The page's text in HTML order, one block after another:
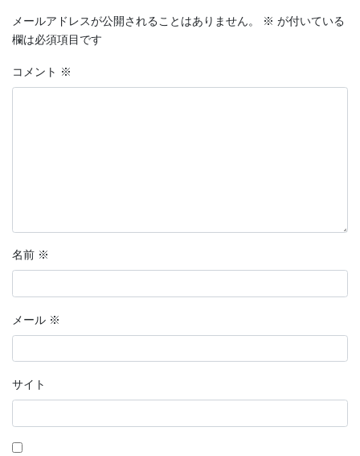
メールアドレスが公開されることはありません。 ※ が付いている
欄は必須項目です
コメント ※
名前 ※
メール ※
サイト